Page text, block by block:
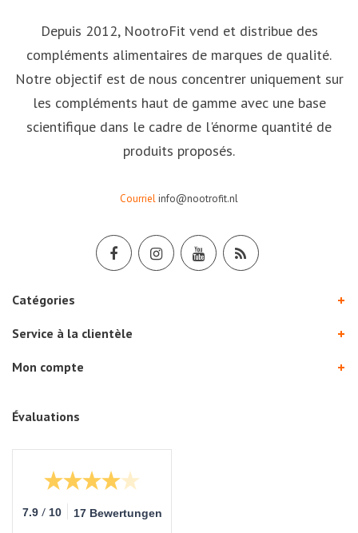
Depuis 2012, NootroFit vend et distribue des
compléments alimentaires de marques de qualité.
Notre objectif est de nous concentrer uniquement sur
les compléments haut de gamme avec une base
scientifique dans le cadre de l'énorme quantité de
produits proposés.
Courrielinfo@nootrofit.nl
Catégories
Service à la clientèle
Mon compte
Évaluations
7.9 / 10 17 Bewertungen